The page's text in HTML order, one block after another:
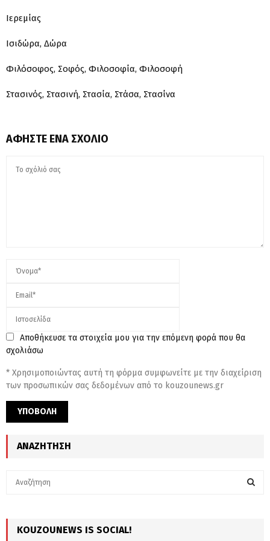
Ιερεμίας
Ισιδώρα, Δώρα
Φιλόσοφος, Σοφός, Φιλοσοφία, Φιλοσοφή
Στασινός, Στασινή, Στασία, Στάσα, Στασίνα
ΑΦΉΣΤΕ ΈΝΑ ΣΧΌΛΙΟ
Αποθήκευσε τα στοιχεία μου για την επόμενη φορά που θα
σχολιάσω
* Χρησιμοποιώντας αυτή τη φόρμα συμφωνείτε με την διαχείριση
των προσωπικών σας δεδομένων από το kouzounews.gr
ΑΝΑΖΉΤΗΣΗ
KOUZOUNEWS IS SOCIAL!